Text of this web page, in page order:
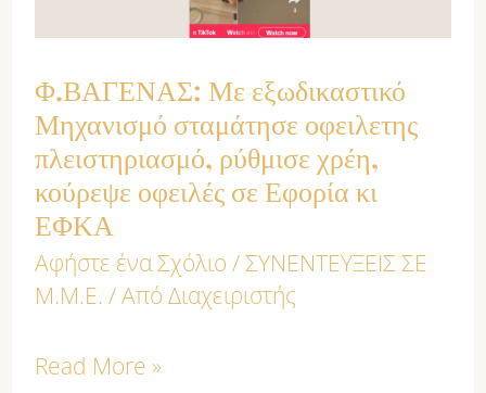
Φ.ΒΑΓΕΝΑΣ: Με εξωδικαστικό
Μηχανισμό σταμάτησε οφειλετης
πλειστηριασμό, ρύθμισε χρέη,
κούρεψε οφειλές σε Εφορία κι
ΕΦΚΑ
Αφήστε ένα Σχόλιο /ΣΥΝΕΝΤΕΥΞΕΙΣ ΣΕ
Μ.Μ.Ε. / ΑπόΔιαχειριστής
οφειλετης
ρύθμισε
χρέη,
κούρεψε
οφειλές
σε
κι
Read More »